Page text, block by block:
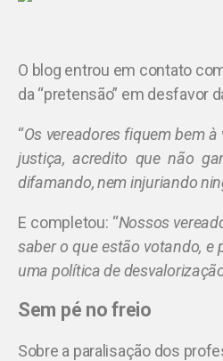
O blog entrou em contato
da “pretensão” em desfavor
“Os vereadores fiquem bem
justiça, acredito que não
difamando, nem injuriando
E completou: “Nossos
saber o que estão votando,
uma política de
Sem pé no freio
Sobre a paralisação dos